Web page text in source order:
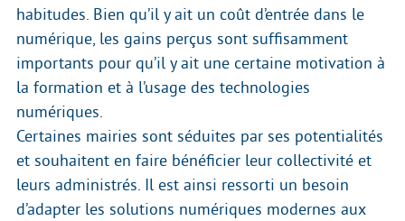
habitudes. Bien qu’il y ait un coût d’entrée dans le
numérique, les gains perçus sont suffisamment
importants pour qu’il y ait une certaine motivation à
la formation et à l’usage des technologies
numériques.
Certaines mairies sont séduites par ses potentialités
et souhaitent en faire bénéficier leur collectivité et
leurs administrés. Il est ainsi ressorti un besoin
d’adapter les solutions numériques modernes aux